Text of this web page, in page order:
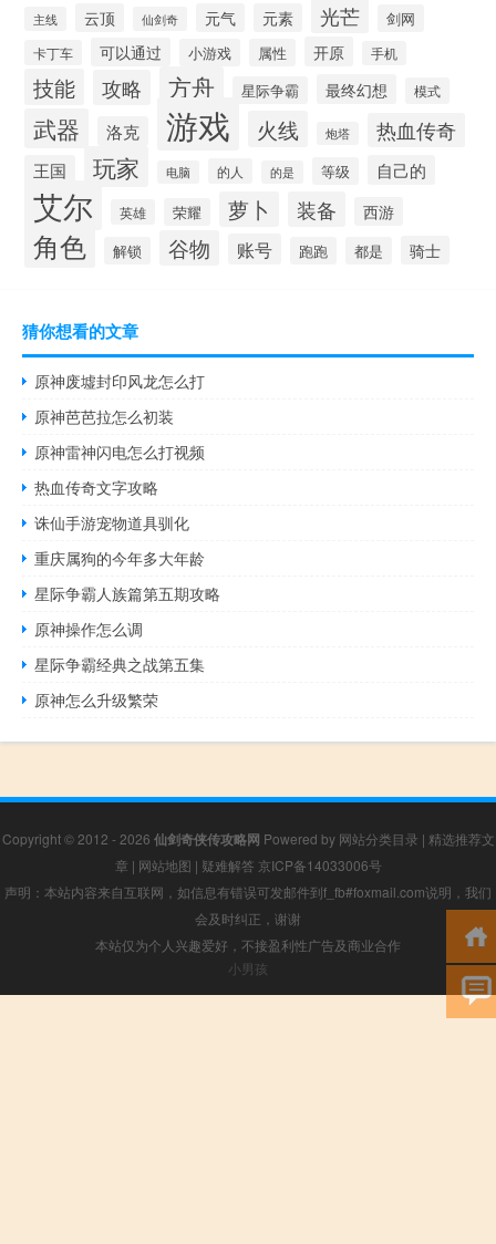
主线 云顶 仙剑奇 元气 元素 光芒 剑网
卡丁车 可以通过 小游戏 属性 开原 手机
技能 攻略 方舟 星际争霸 最终幻想 模式
武器 洛克 游戏 火线 炮塔 热血传奇
王国 玩家 电脑 的人 的是 等级 自己的
艾尔 英雄 荣耀 萝卜 装备 西游
角色 解锁 谷物 账号 跑跑 都是 骑士
猜你想看的文章
原神废墟封印风龙怎么打
原神芭芭拉怎么初装
原神雷神闪电怎么打视频
热血传奇文字攻略
诛仙手游宠物道具驯化
重庆属狗的今年多大年龄
星际争霸人族篇第五期攻略
原神操作怎么调
星际争霸经典之战第五集
原神怎么升级繁荣
Copyright © 2012 - 2026 仙剑奇侠传攻略网 Powered by 网站分类目录 | 精选推荐文
章 | 网站地图 | 疑难解答 京ICP备14033006号
声明：本站内容来自互联网，如信息有错误可发邮件到f_fb#foxmail.com说明，我们
会及时纠正，谢谢
本站仅为个人兴趣爱好，不接盈利性广告及商业合作
小男孩